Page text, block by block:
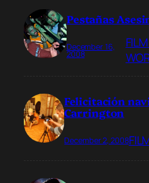
Pestañas
December 16,
2008
Felicitación
Carrington
December 2, 2008